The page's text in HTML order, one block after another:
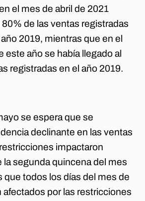
el mes de abril de 2021
de las ventas registradas
2019, mientras que en el
este año se había llegado al
registradas en el año 2019.
se espera que se
declinante en las ventas
impactaron
segunda quincena del mes
que todos los días del mes de
por las restricciones